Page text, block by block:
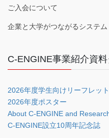
ご入会について
企業と大学がつながるシステム
C-ENGINE事業紹介資
2026年度学生向けリーフレット
2026年度ポスター
About C-ENGINE and
C-ENGINE設立10周年記念誌